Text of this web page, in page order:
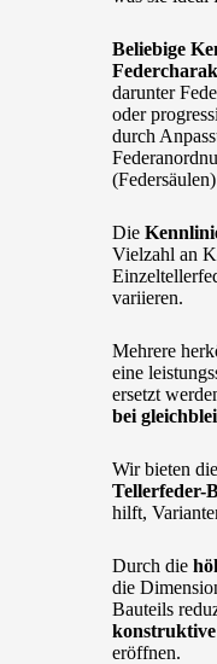
Beliebige
darunter
oder
durch
Die
Vielzahl an
variieren.
Mehrere
eine
ersetzt
bei
Wir bieten die
Tellerfeder-
hilft,
Durch die
die
Bauteils
eröffnen.